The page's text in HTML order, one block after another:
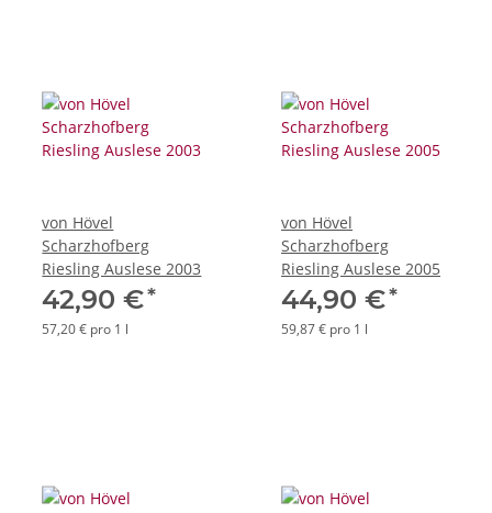
von Hövel
Scharzhofberg
Riesling Auslese 2003
42,90 €*
57,20 € pro 1 l
von Hövel
Scharzhofberg
Riesling Auslese 2005
44,90 €*
59,87 € pro 1 l